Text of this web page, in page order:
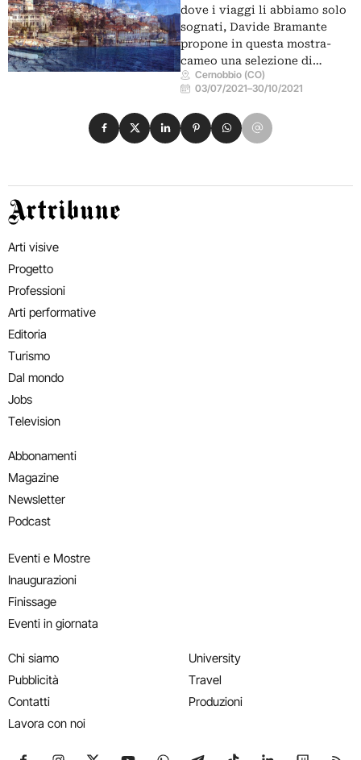
dove i viaggi li abbiamo solo
sognati, Davide Bramante
propone in questa mostra-
cameo una selezione di…
Cernobbio (CO)
03/07/2021–30/10/2021
Condividi su Facebook
Condividi su X
Condividi su LinkedIn
Condividi su Pinterest
Condividi su WhatsApp
Condividi su Email
Artribune
Arti visive
Progetto
Professioni
Arti performative
Editoria
Turismo
Dal mondo
Jobs
Television
Abbonamenti
Magazine
Newsletter
Podcast
Eventi e Mostre
Inaugurazioni
Finissage
Eventi in giornata
Chi siamo
Pubblicità
Contatti
Lavora con noi
University
Travel
Produzioni
Seguici su Facebook
Seguici su Instagram
Seguici su X
Seguici su YouTube
Seguici su WhatsApp
Seguici su Telegram
Seguici su TikTok
Seguici su
Seguici